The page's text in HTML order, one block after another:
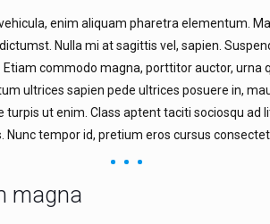
enim aliquam pharetra elementum.
Nulla mi at sagittis vel, sapien.
commodo magna, porttitor auctor,
ultrices sapien pede ultrices posuere in,
ut enim. Class aptent taciti sociosqu ad
tempor id, pretium eros cursus
magna